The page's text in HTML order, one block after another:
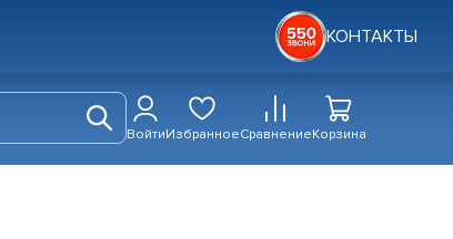
КОНТАКТЫ
ВойтиИзбранноеСравнениеКорзина